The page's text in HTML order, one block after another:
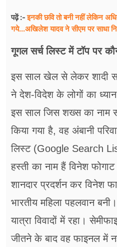
पढ़ें :-इनकी छवि तो बनी नहीं लेकिन
गये...अखिलेश यादव ने सीएम पर साधा​
गूगल सर्च लिस्ट में टॉप पर
इस साल खेल से लेकर शादी
ने देश-विदेश के लोगों का
इस साल जिस शख्स का नाम
किया गया है, वह अंबानी
लिस्ट (Google Search
हस्ती का नाम हैं विनेश
शानदार प्रदर्शन कर विनेश
भारतीय महिला पहलवान
यात्रा विवादों में रहा।
जीतने के बाद वह फाइनल में